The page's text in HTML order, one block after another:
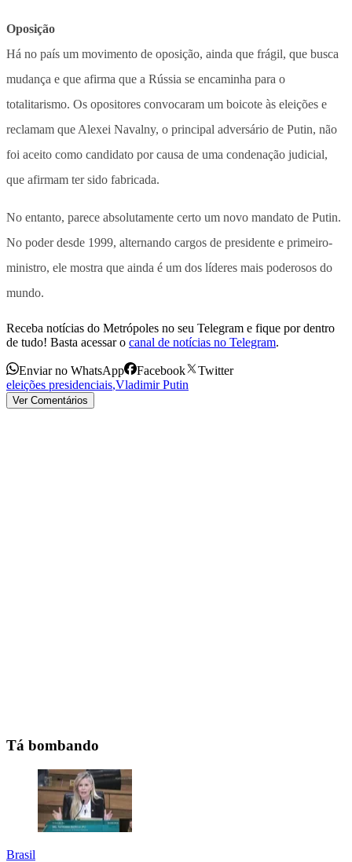
Oposição
Há no país um movimento de oposição, ainda que frágil, que busca
mudança e que afirma que a Rússia se encaminha para o
totalitarismo. Os opositores convocaram um boicote às eleições e
reclamam que Alexei Navalny, o principal adversário de Putin, não
foi aceito como candidato por causa de uma condenação judicial,
que afirmam ter sido fabricada.
No entanto, parece absolutamente certo um novo mandato de Putin.
No poder desde 1999, alternando cargos de presidente e primeiro-
ministro, ele mostra que ainda é um dos líderes mais poderosos do
mundo.
Receba notícias do Metrópoles no seu Telegram e fique por dentro
de tudo! Basta acessar o canal de notícias no Telegram.
Enviar no WhatsApp Facebook
Twitter
eleições presidenciais,Vladimir Putin
Ver Comentários
Tá bombando
Brasil